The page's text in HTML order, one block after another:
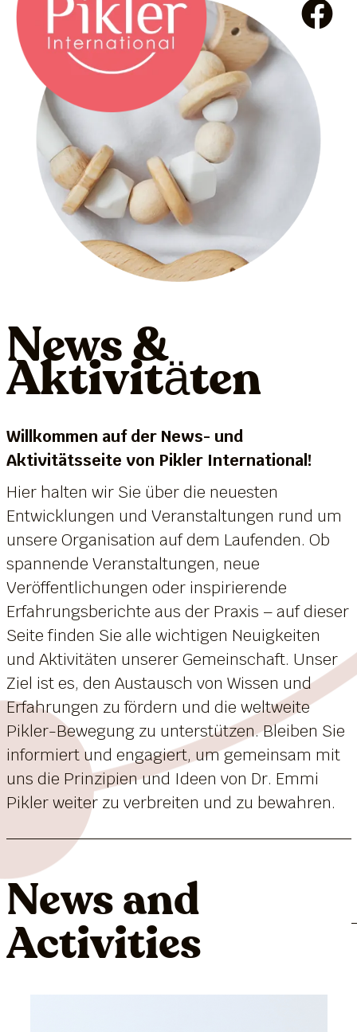
News &
Aktivitäten
Willkommen auf der News- und
Aktivitätsseite von Pikler International!
Hier halten wir Sie über die neuesten
Entwicklungen und Veranstaltungen rund um
unsere Organisation auf dem Laufenden. Ob
spannende Veranstaltungen, neue
Veröffentlichungen oder inspirierende
Erfahrungsberichte aus der Praxis – auf dieser
Seite finden Sie alle wichtigen Neuigkeiten
und Aktivitäten unserer Gemeinschaft. Unser
Ziel ist es, den Austausch von Wissen und
Erfahrungen zu fördern und die weltweite
Pikler-Bewegung zu unterstützen. Bleiben Sie
informiert und engagiert, um gemeinsam mit
uns die Prinzipien und Ideen von Dr. Emmi
Pikler weiter zu verbreiten und zu bewahren.
News and
Activities